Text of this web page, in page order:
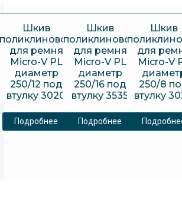
Шкив
для ремня
Micro-V PL
диаметр
250/12 под
втулку 3020
Подробнее
Шкив
поликлиновой
для ремня
Micro-V PL
диаметр
250/16 под
втулку 3535
Подробнее
Шкив
для
Micro-V
250/8
втулку